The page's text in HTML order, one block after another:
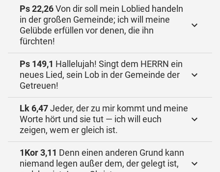
Ps 22,26Von dir soll mein Loblied handeln
in der großen Gemeinde; ich will meine
Gelübde erfüllen vor denen, die ihn
fürchten!
Ps 149,1 Hallelujah! Singt dem HERRN ein
neues Lied, sein Lob in der Gemeinde der
Getreuen!
Lk 6,47Jeder, der zu mir kommt und meine
Worte hört und sie tut — ich will euch
zeigen, wem er gleich ist.
1Kor 3,11 Denn einen anderen Grund kann
niemand legen außer dem, der gelegt ist,